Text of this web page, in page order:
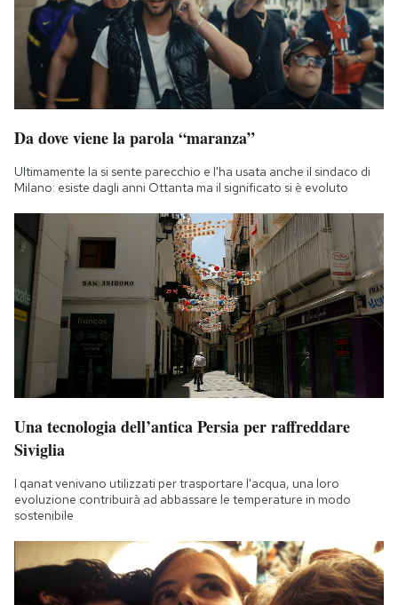
Da dove viene la parola “maranza”
Ultimamente la si sente parecchio e l'ha usata anche il sindaco di
Milano: esiste dagli anni Ottanta ma il significato si è evoluto
Una tecnologia dell’antica Persia per raffreddare
Siviglia
I qanat venivano utilizzati per trasportare l'acqua, una loro
evoluzione contribuirà ad abbassare le temperature in modo
sostenibile